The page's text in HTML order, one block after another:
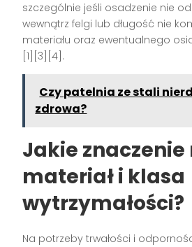
szczególnie jeśli osadzenie nie
wewnątrz felgi lub długość nie
materiału oraz ewentualnego
[1][3][4].
Czy patelnia ze stali
zdrowa?
Jakie znaczenie
materiał i klasa
wytrzymałości?
Na potrzeby trwałości i